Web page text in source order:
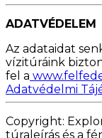
ADATVÉDELEM
Az adataidat
vízitúráink
fel a
Adatvédelmi
Copyright:
túraleírás és a